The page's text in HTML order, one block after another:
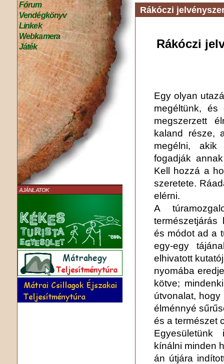
Fórum
Vendégkönyv
Linkek
Webkamera
Játék
AJÁNLATOK
Rákóczi
Rákóczi
Egy olyan
megéltünk, és
megszerzett
kaland része,
megélni, akik
fogadják
Kell hozzá a
szeretete.
elérni.
A
természetjárás
és módot ad a
egy-egy
elhivatott
nyomába
kötve;
útvonalat,
élménnyé
és a természet
kínálni minden
án útjára